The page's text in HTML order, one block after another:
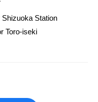
Shizuoka Station
Toro-iseki